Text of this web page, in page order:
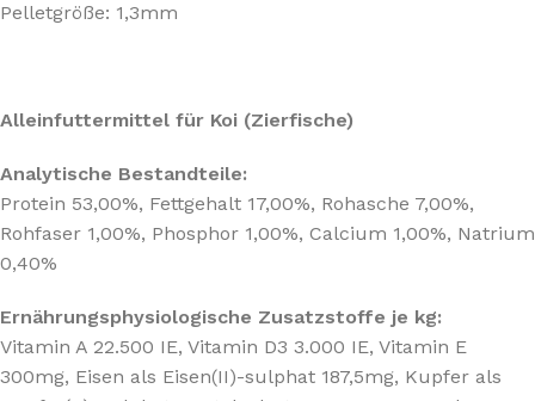
Pelletgröße: 1,3mm
Alleinfuttermittel für Koi (Zierfische)
Analytische Bestandteile:
Protein 53,00%, Fettgehalt 17,00%, Rohasche 7,00%,
Rohfaser 1,00%, Phosphor 1,00%, Calcium 1,00%, Natrium
0,40%
Ernährungsphysiologische Zusatzstoffe je kg:
Vitamin A 22.500 IE, Vitamin D3 3.000 IE, Vitamin E
300mg, Eisen als Eisen(II)-sulphat 187,5mg, Kupfer als